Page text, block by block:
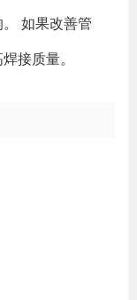
如果改善管
接质量。